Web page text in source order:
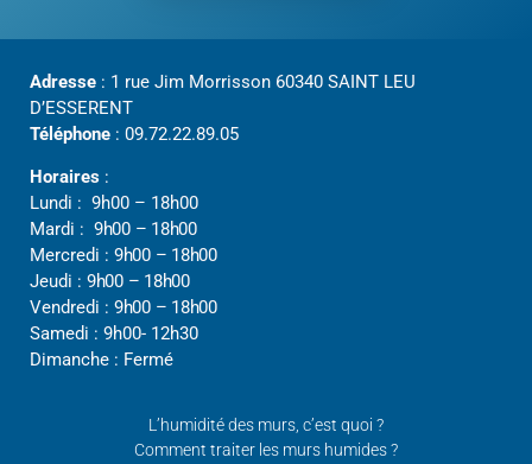
Adresse : 1 rue Jim Morrisson 60340 SAINT LEU
D’ESSERENT
Téléphone : 09.72.22.89.05
Horaires :
Lundi : 9h00 – 18h00
Mardi : 9h00 – 18h00
Mercredi : 9h00 – 18h00
Jeudi : 9h00 – 18h00
Vendredi : 9h00 – 18h00
Samedi : 9h00- 12h30
Dimanche : Fermé
L’humidité des murs, c’est quoi ?
Comment traiter les murs humides ?